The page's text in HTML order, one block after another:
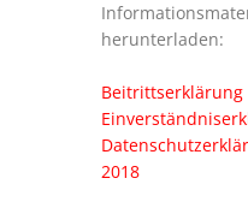
herunterladen:
Beitrittserklärung
2018